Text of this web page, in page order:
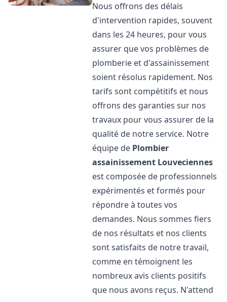
Nous offrons des délais
d'intervention rapides, souvent
dans les 24 heures, pour vous
assurer que vos problèmes de
plomberie et d'assainissement
soient résolus rapidement. Nos
tarifs sont compétitifs et nous
offrons des garanties sur nos
travaux pour vous assurer de la
qualité de notre service. Notre
équipe de Plombier
assainissement Louveciennes
est composée de professionnels
expérimentés et formés pour
répondre à toutes vos
demandes. Nous sommes fiers
de nos résultats et nos clients
sont satisfaits de notre travail,
comme en témoignent les
nombreux avis clients positifs
que nous avons reçus. N'attend